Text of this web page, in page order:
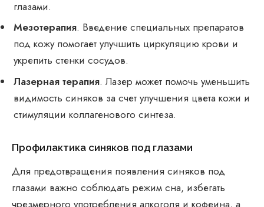
глазами.
Мезотерапия. Введение специальных препаратов
под кожу помогает улучшить циркуляцию крови и
укрепить стенки сосудов.
Лазерная терапия. Лазер может помочь уменьшить
видимость синяков за счет улучшения цвета кожи и
стимуляции коллагенового синтеза.
Профилактика синяков под глазами
Для предотвращения появления синяков под
глазами важно соблюдать режим сна, избегать
чрезмерного употребления алкоголя и кофеина, а